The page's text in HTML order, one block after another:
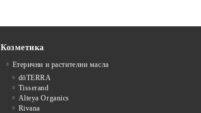
Козметика
Етерични и растителни масла
dōTERRA
Tisserand
Alteya Organics
Rivana